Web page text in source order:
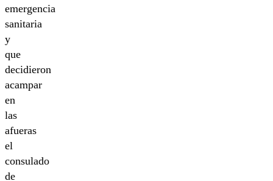
emergencia
sanitaria
y
que
decidieron
acampar
en
las
afueras
el
consulado
de